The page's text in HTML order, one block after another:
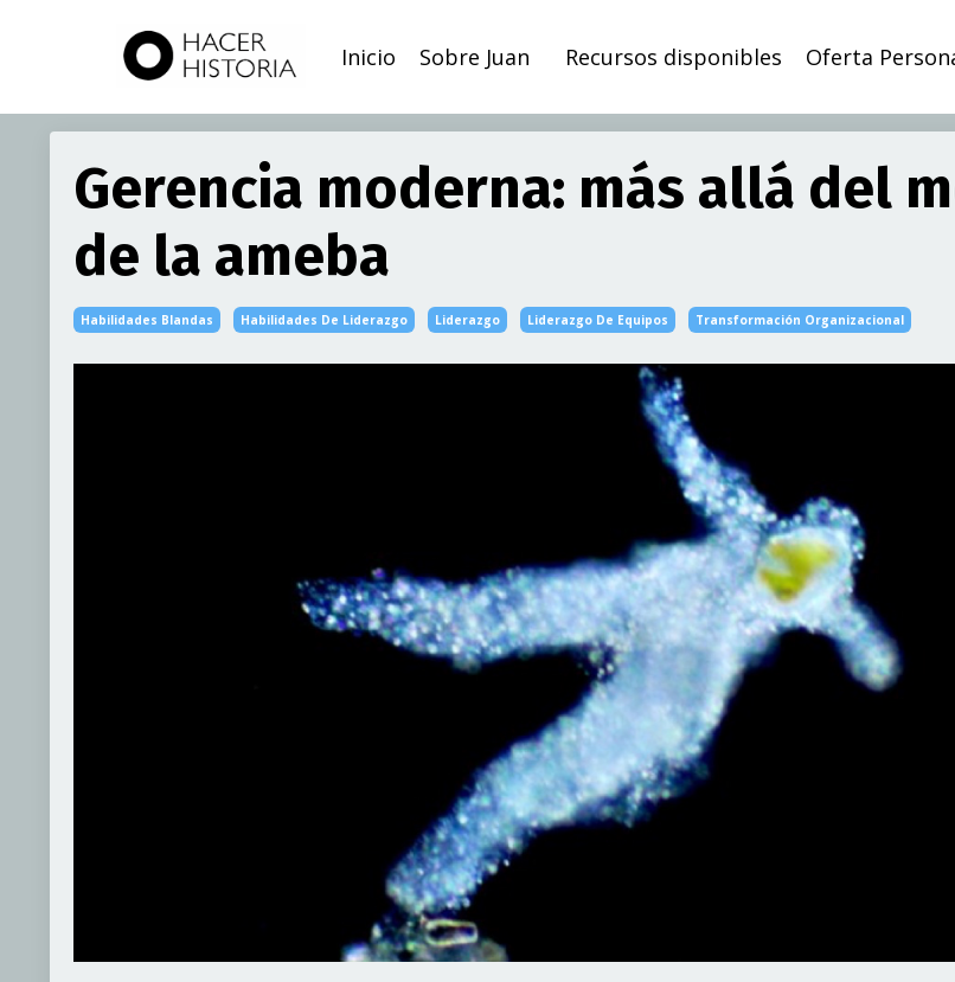
Inicio Sobre Juan Recursos disponibles Oferta
Gerencia moderna: más allá del
de la ameba
Habilidades Blandas Habilidades De Liderazgo Liderazgo Liderazgo De Equipos Transformación Organizacional